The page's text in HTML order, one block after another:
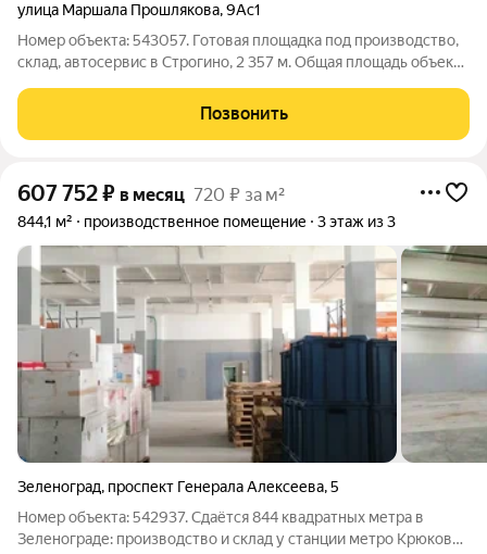
улица Маршала Прошлякова,9Ас1
Номер объекта: 543057. Готовая площадка под производство,
склад, автосервис в Строгино, 2 357 м. Общая площадь объекта
отопление;
Позвонить
607 752₽ в месяц 720 ₽ за м²
844,1 м² производственное помещение 3 этаж из 3
Зеленоград, проспект Генерала Алексеева,5
Номер объекта: 542937. Сдаётся 844 квадратных метра в
Зеленограде: производство и склад у станции метро Крюково,